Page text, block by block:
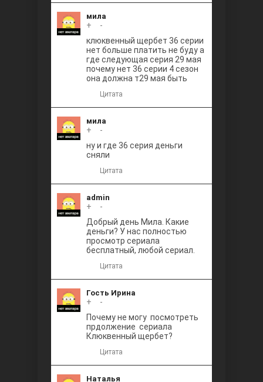
мила
+
-
клюквенный щербет 36 серии
нет больше платить не буду а
где следующая серия 29 мая
почему нет 36 серии 4 сезон
она должна т29 мая быть
Цитата
мила
+
-
ну и где 36 серия деньги
сняли
Цитата
admin
+
-
Добрый день Мила. Какие
деньги? У нас полностью
просмотр сериала
бесплатный, любой сериал.
Цитата
Гость Ирина
+
-
Почему не могу посмотреть
прдолжение сериала
Клюквенный щербет?
Цитата
Наталья